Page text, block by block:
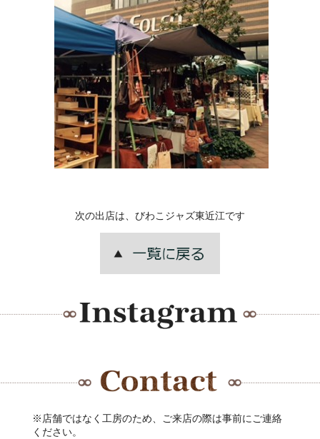
次の出店は、びわこジャズ東近江です
※店舗ではなく工房のため、ご来店の際は事前にご連絡
ください。